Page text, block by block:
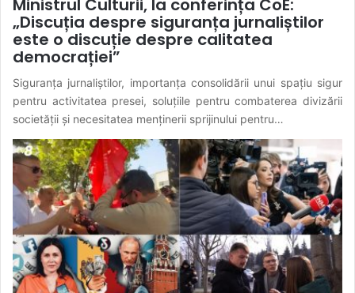
Ministrul Culturii, la conferința CoE:
„Discuția despre siguranța jurnaliștilor
este o discuție despre calitatea
democrației”
Siguranța jurnaliștilor, importanța consolidării unui spațiu sigur
pentru activitatea presei, soluțiile pentru combaterea divizării
societății și necesitatea menținerii sprijinului pentru…